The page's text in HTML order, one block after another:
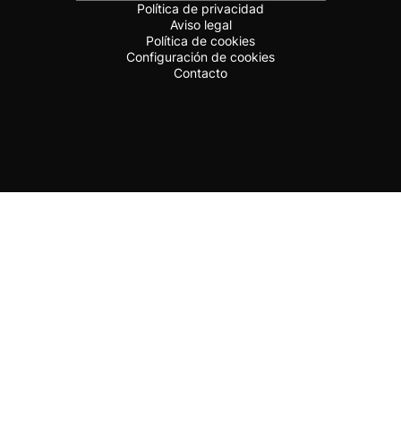
Política de privacidad
Aviso legal
Política de cookies
Configuración de cookies
Contacto